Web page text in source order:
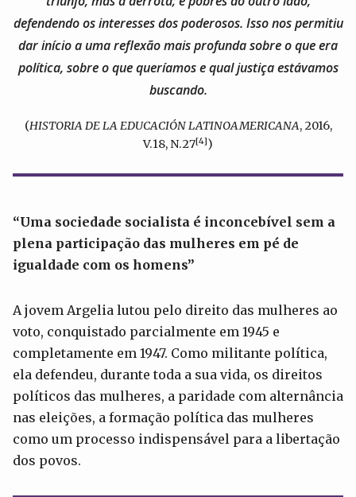
defendendo os interesses dos poderosos. Isso nos permitiu
dar início a uma reflexão mais profunda sobre o que era
política, sobre o que queríamos e qual justiça estávamos
buscando.
(HISTORIA DE LA EDUCACIÓN LATINOAMERICANA, 2016,
V.18, N.27[4])
“Uma sociedade socialista é inconcebível sem a
plena participação das mulheres em pé de
igualdade com os homens”
A jovem Argelia lutou pelo direito das mulheres ao
voto, conquistado parcialmente em 1945 e
completamente em 1947. Como militante política,
ela defendeu, durante toda a sua vida, os direitos
políticos das mulheres, a paridade com alternância
nas eleições, a formação política das mulheres
como um processo indispensável para a libertação
dos povos.